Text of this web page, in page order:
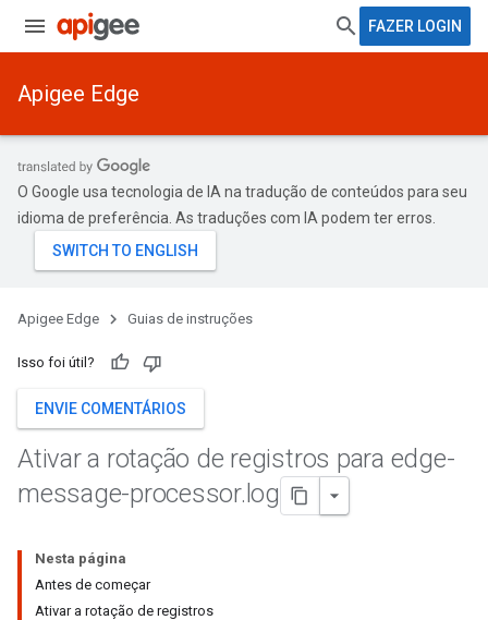
FAZER LOGIN
Apigee Edge
O Google usa tecnologia de IA na tradução de conteúdos para seu
idioma de preferência. As traduções com IA podem ter erros.
Apigee Edge Guias de instruções
Isso foi útil?
ENVIE COMENTÁRIOS
Ativar a rotação de registros para edge-
message-processor. log
Nesta página
Antes de começar
Ativar a rotação de registros